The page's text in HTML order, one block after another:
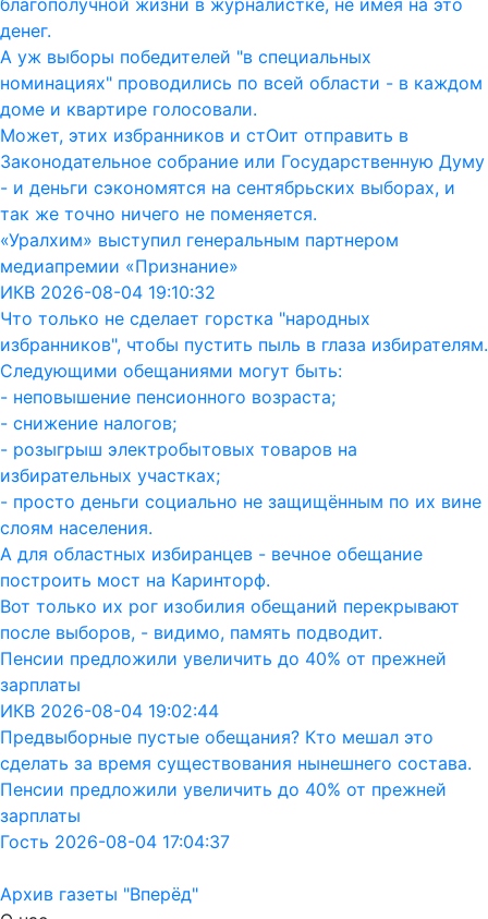
благополучной жизни в журналистке, не имея на это
денег.
А уж выборы победителей "в специальных
номинациях" проводились по всей области - в каждом
доме и квартире голосовали.
Может, этих избранников и стОит отправить в
Законодательное собрание или Государственную Думу
- и деньги сэкономятся на сентябрьских выборах, и
так же точно ничего не поменяется.
«Уралхим» выступил генеральным партнером
медиапремии «Признание»
ИКВ 2026-08-04 19:10:32
Что только не сделает горстка "народных
избранников", чтобы пустить пыль в глаза избирателям.
Следующими обещаниями могут быть:
- неповышение пенсионного возраста;
- снижение налогов;
- розыгрыш электробытовых товаров на
избирательных участках;
- просто деньги социально не защищённым по их вине
слоям населения.
А для областных избиранцев - вечное обещание
построить мост на Каринторф.
Вот только их рог изобилия обещаний перекрывают
после выборов, - видимо, память подводит.
Пенсии предложили увеличить до 40% от прежней
зарплаты
ИКВ 2026-08-04 19:02:44
Предвыборные пустые обещания? Кто мешал это
сделать за время существования нынешнего состава.
Пенсии предложили увеличить до 40% от прежней
зарплаты
Гость 2026-08-04 17:04:37
Архив газеты "Вперёд"